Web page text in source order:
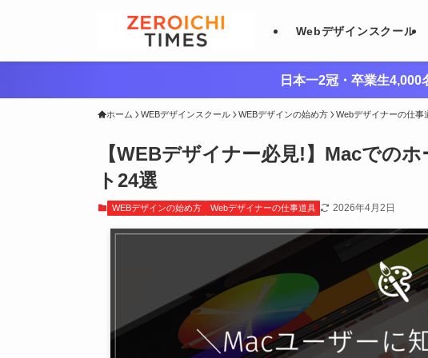
Webデザインスクール
日本一2冠・卒業生4,000
ホーム WEBデザインスクール WEBデザインの始め方 Webデザイナーの仕事
【WEBデザイナー必見!】Macでの
ト24選
WEBデザインの始め方 Webデザイナーの仕事道具 2026年4月2日